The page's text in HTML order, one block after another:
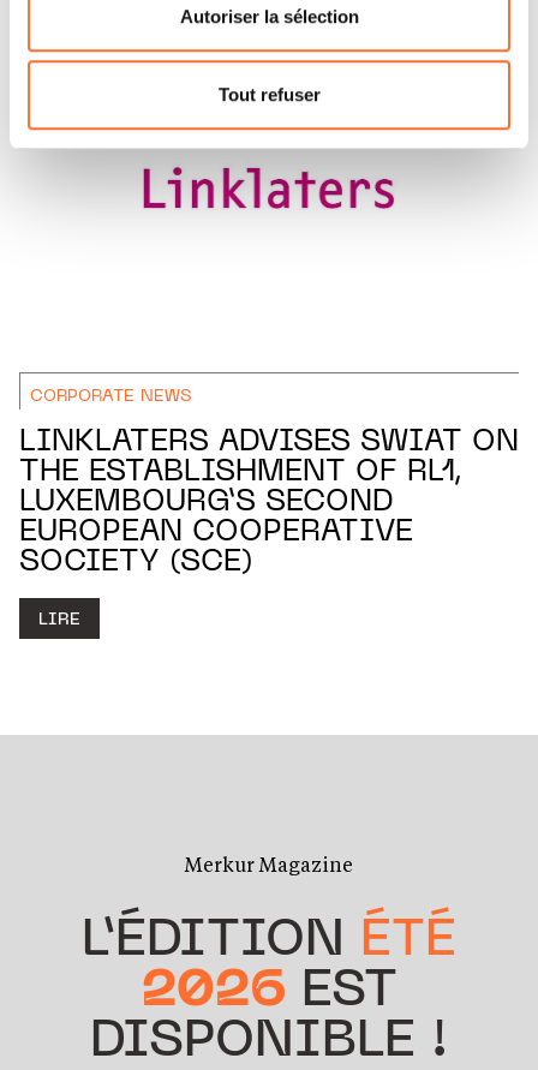
flottante en bas à gauche de chaque page.
Pour de plus amples informations sur la manière dont
nous utilisons lescookies et sommes amenés à traiter
Charte d’usage des cookieset notrePolitique de
protection des données personnelles.
Autoriser la sélection
Tout refuser
CORPORATE NEWS
LINKLATERS ADVISES SWIAT ON
THE ESTABLISHMENT OF RL1,
LUXEMBOURG’S SECOND
EUROPEAN COOPERATIVE
SOCIETY (SCE)
LIRE
Merkur Magazine
L’ÉDITION ÉTÉ
2026 EST
DISPONIBLE !